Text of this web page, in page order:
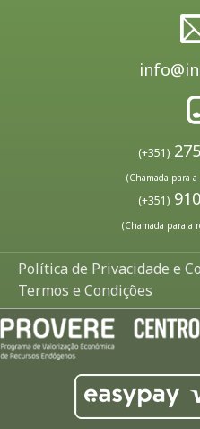
(+351)
(Chamada para
(+351)
(Chamada para a
Política de Privacidade e
Termos e Condições